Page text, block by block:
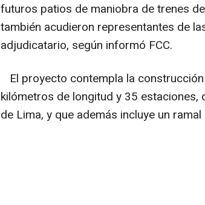
futuros patios de maniobra de trenes
también acudieron representantes de
adjudicatario, según informó FCC.
El proyecto contempla la
kilómetros de longitud y 35 estaciones,
de Lima, y que además incluye un